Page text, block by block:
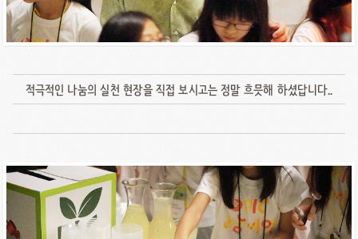
적극적인 나눔의 실천 현장을 직접 보시고는 정말 흐믓해 하셨답니다..